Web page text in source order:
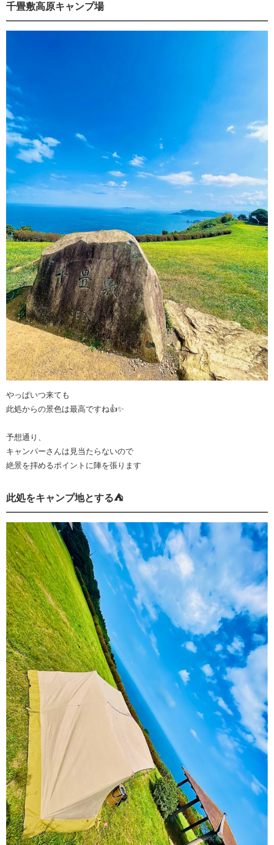
千畳敷高原キャンプ場
やっぱいつ来ても
此処からの景色は最高ですね👍✨
予想通り、
キャンパーさんは見当たらないので
絶景を拝めるポイントに陣を張ります
此処をキャンプ地とする⛺️